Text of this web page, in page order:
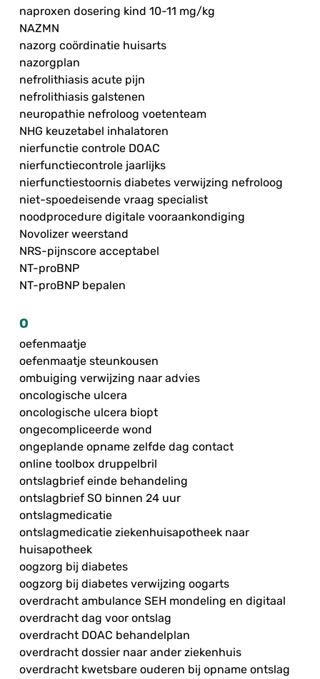
naproxen dosering kind 10-11 mg/kg
NAZMN
nazorg coördinatie huisarts
nazorgplan
nefrolithiasis acute pijn
nefrolithiasis galstenen
neuropathie nefroloog voetenteam
NHG keuzetabel inhalatoren
nierfunctie controle DOAC
nierfunctiecontrole jaarlijks
nierfunctiestoornis diabetes verwijzing nefroloog
niet-spoedeisende vraag specialist
noodprocedure digitale vooraankondiging
Novolizer weerstand
NRS-pijnscore acceptabel
NT-proBNP
NT-proBNP bepalen
O
oefenmaatje
oefenmaatje steunkousen
ombuiging verwijzing naar advies
oncologische ulcera
oncologische ulcera biopt
ongecompliceerde wond
ongeplande opname zelfde dag contact
online toolbox druppelbril
ontslagbrief einde behandeling
ontslagbrief SO binnen 24 uur
ontslagmedicatie
ontslagmedicatie ziekenhuisapotheek naar
huisapotheek
oogzorg bij diabetes
oogzorg bij diabetes verwijzing oogarts
overdracht ambulance SEH mondeling en digitaal
overdracht dag voor ontslag
overdracht DOAC behandelplan
overdracht dossier naar ander ziekenhuis
overdracht kwetsbare ouderen bij opname ontslag